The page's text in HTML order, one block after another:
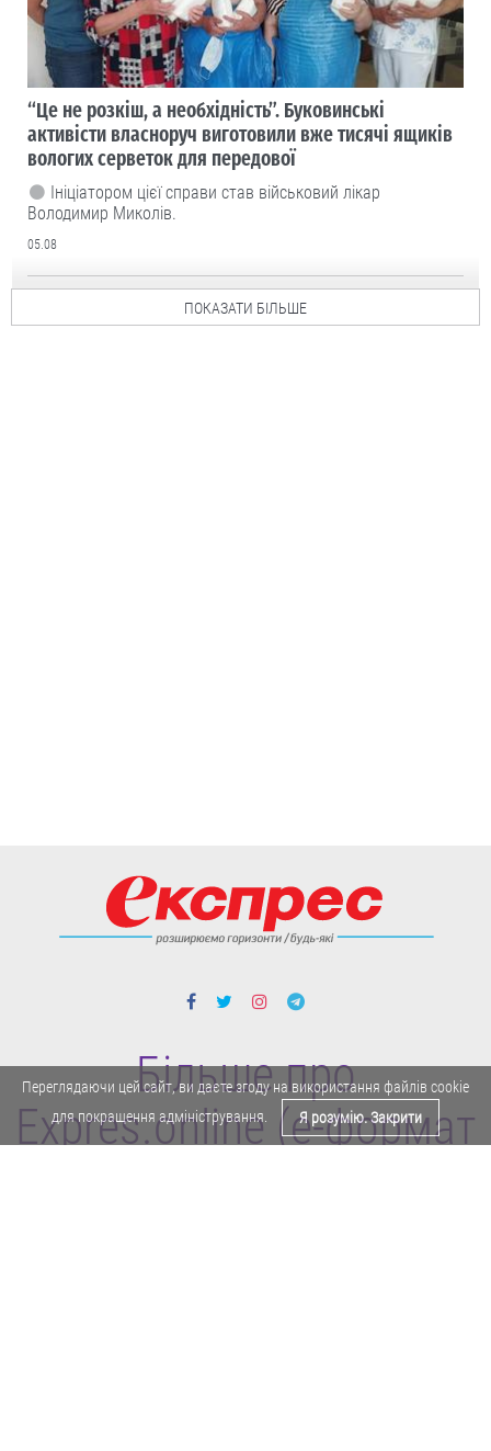
“Це не розкіш, а необхідність”. Буковинські
активісти власноруч виготовили вже тисячі ящиків
вологих серветок для передової
Ініціатором цієї справи став військовий лікар
Володимир Миколів.
05.08
ПОКАЗАТИ БІЛЬШЕ
Більше про
Expres.online (e-формат
Переглядаючи цей сайт, ви даєте згоду на використання файлів cookie
для покращення адміністрування.
Я розумію. Закрити